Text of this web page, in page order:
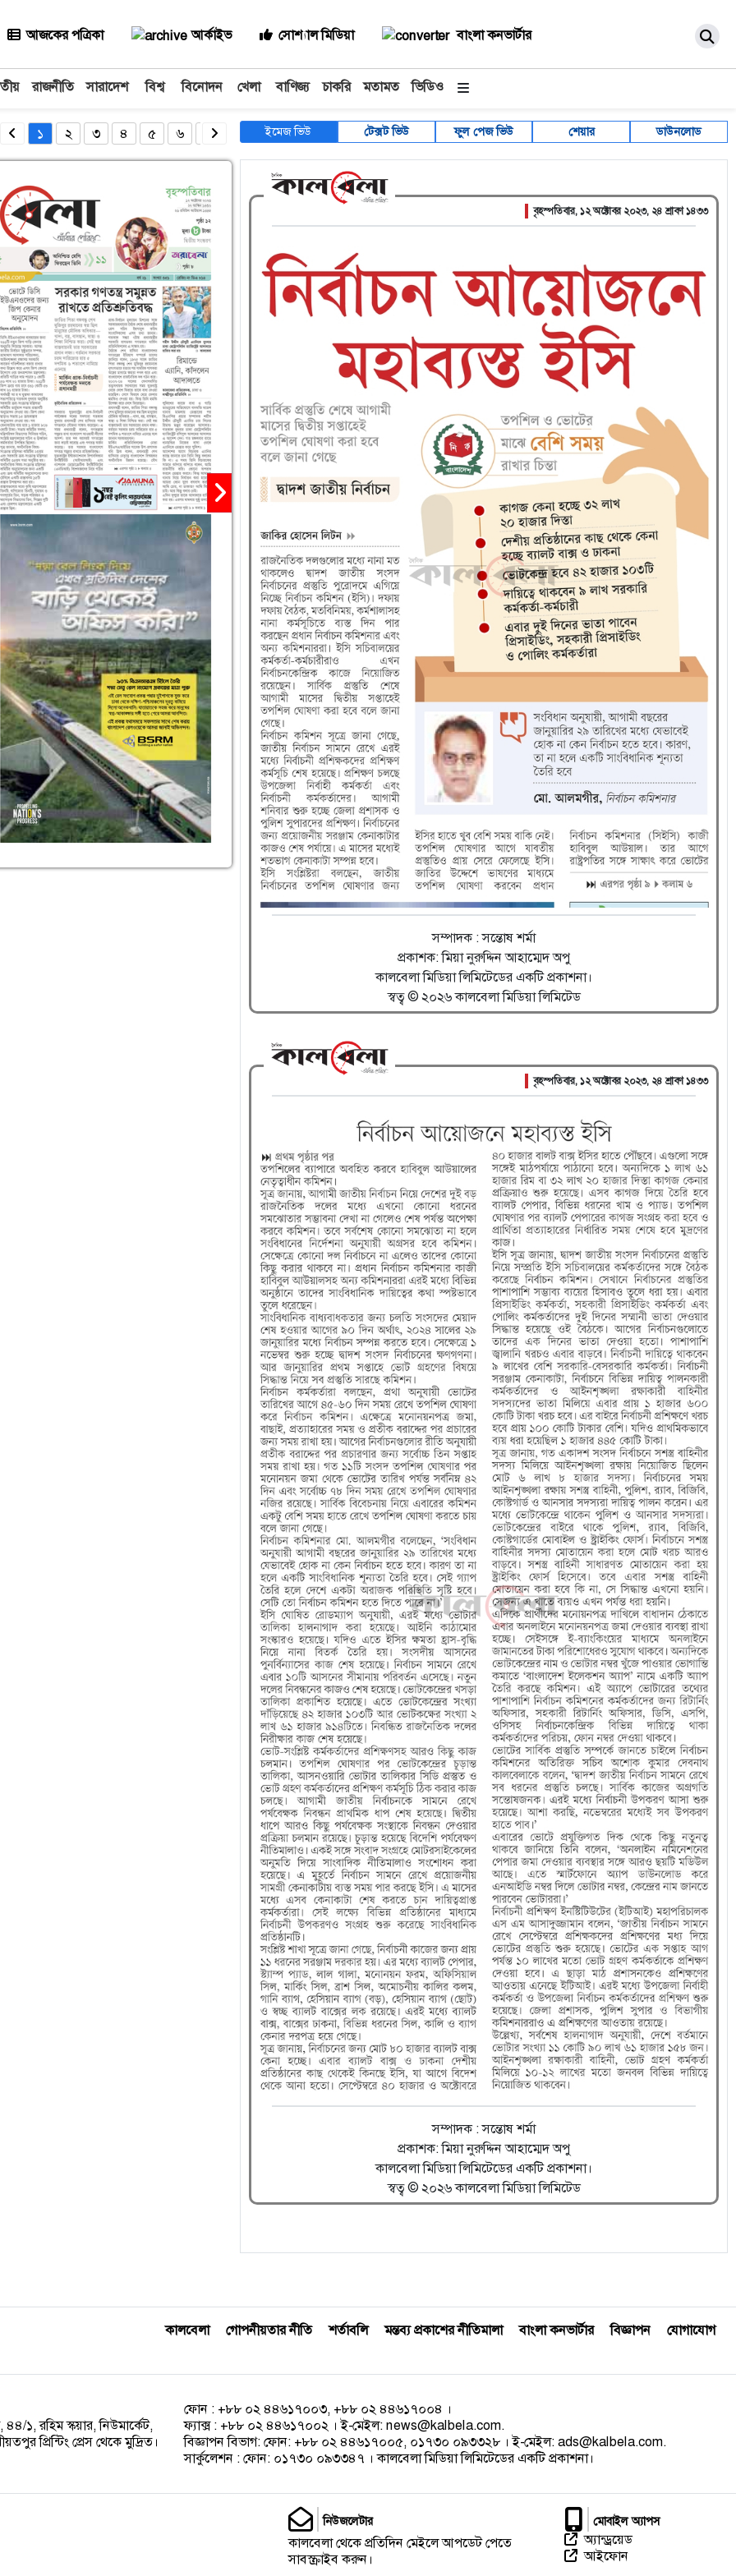
আজকের পত্রিকা আর্কাইভ সোশ্যাল মিডিয়া বাংলা কনভার্টার
রাজনীতি সারাদেশ বিশ্ব বিনোদন খেলা বাণিজ্য চাকরি মতামত ভিডিও
১ ২ ৩ ৪ ৫ ৬ ৭ ৯ ১০
ইমেজ ভিউ টেক্সট ভিউ ফুল পেজ ভিউ শেয়ার ডাউনলোড
বৃহস্পতিবার, ১২ অক্টোবর ২০২৩, ২৪ শ্রাবণ ১৪৩৩
সম্পাদক : সন্তোষ শর্মা
প্রকাশক: মিয়া নুরুদ্দিন আহাম্মেদ অপু
কালবেলা মিডিয়া লিমিটেডের একটি প্রকাশনা।
স্বত্ব © ২০২৬ কালবেলা মিডিয়া লিমিটেড
বৃহস্পতিবার, ১২ অক্টোবর ২০২৩, ২৪ শ্রাবণ ১৪৩৩
সম্পাদক : সন্তোষ শর্মা
প্রকাশক: মিয়া নুরুদ্দিন আহাম্মেদ অপু
কালবেলা মিডিয়া লিমিটেডের একটি প্রকাশনা।
স্বত্ব © ২০২৬ কালবেলা মিডিয়া লিমিটেড
কালবেলা গোপনীয়তার নীতি শর্তাবলি মন্তব্য প্রকাশের নীতিমালা বাংলা কনভার্টার বিজ্ঞাপন যোগাযোগ
৪৪/১, রহিম স্কয়ার, নিউমার্কেট,
প্রিন্টিং প্রেস থেকে মুদ্রিত।
ফোন : +৮৮ ০২ ৪৪৬১৭০০৩, +৮৮ ০২ ৪৪৬১৭০০৪ ।
ফ্যাক্স : +৮৮ ০২ ৪৪৬১৭০০২ । ই-মেইল:news@kalbela.com.
বিজ্ঞাপন বিভাগ: ফোন: +৮৮ ০২ ৪৪৬১৭০০৫, ০১৭৩০ ০৯৩৩২৮ । ই-মেইল:ads@kalbela.com.
সার্কুলেশন : ফোন: ০১৭৩০ ০৯৩৩৪৭ । কালবেলা মিডিয়া লিমিটেডের একটি প্রকাশনা।
নিউজলেটার
কালবেলা থেকে প্রতিদিন মেইলে আপডেট পেতে
সাবস্ক্রাইব করুন।
মোবাইল অ্যাপস
অ্যান্ড্রয়েড
আইফোন